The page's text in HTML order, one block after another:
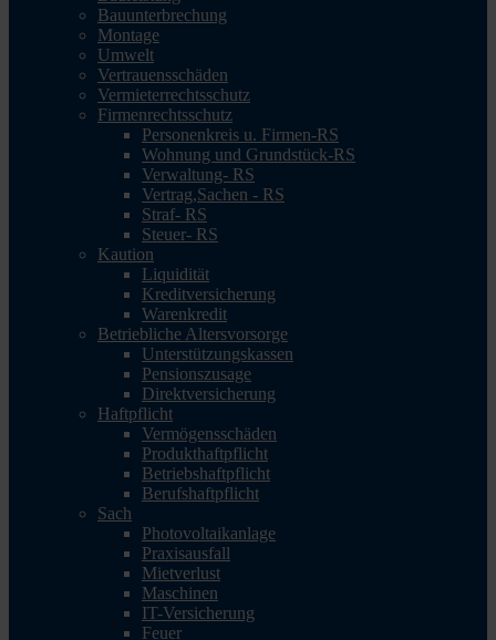
Bauunterbrechung
Montage
Umwelt
Vertrauensschäden
Vermieterrechtsschutz
Firmenrechtsschutz
Personenkreis u. Firmen-RS
Wohnung und Grundstück-RS
Verwaltung- RS
Vertrag,Sachen - RS
Straf- RS
Steuer- RS
Kaution
Liquidität
Kreditversicherung
Warenkredit
Betriebliche Altersvorsorge
Unterstützungskassen
Pensionszusage
Direktversicherung
Haftpflicht
Vermögensschäden
Produkthaftpflicht
Betriebshaftpflicht
Berufshaftpflicht
Sach
Photovoltaikanlage
Praxisausfall
Mietverlust
Maschinen
IT-Versicherung
Feuer